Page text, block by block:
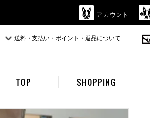
アカウント
送料・支払い・ポイント・返品について
TOP SHOPPING